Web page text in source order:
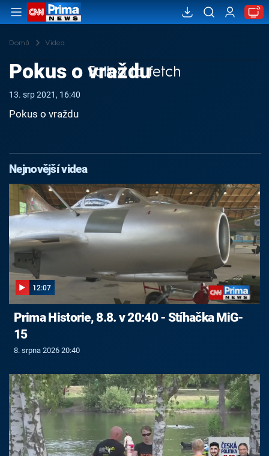
Domů Videa
Failed to fetch
Pokus o vraždu
13. srp 2021, 16:40
Pokus o vraždu
Nejnovější videa
12:07
Prima Historie, 8.8. v 20:40 - Stíhačka MiG-
15
8. srpna 2026 20:40